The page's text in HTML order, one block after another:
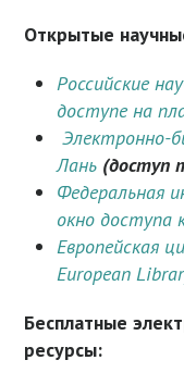
Открытые
Российские
доступе на
Электронно-
Лань (доступ
Федеральная
окно доступа
Европейская
European
Бесплатные
ресурсы: